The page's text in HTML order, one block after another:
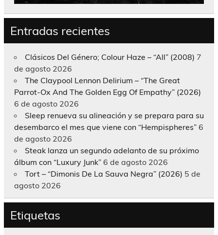
Entradas recientes
Clásicos Del Género; Colour Haze – “All” (2008) 7
de agosto 2026
The Claypool Lennon Delirium – “The Great
Parrot-Ox And The Golden Egg Of Empathy” (2026)
6 de agosto 2026
Sleep renueva su alineación y se prepara para su
desembarco el mes que viene con “Hempispheres” 6
de agosto 2026
Steak lanza un segundo adelanto de su próximo
álbum con “Luxury Junk” 6 de agosto 2026
Tort – “Dimonis De La Sauva Negra” (2026) 5 de
agosto 2026
Etiquetas